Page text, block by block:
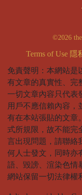
©2026
Terms of Use 隱
免責聲明：本網站是
有文章的真實性、完
一切文章內容只代表
用戶不應信賴內容，
有在本站張貼的文章
式所規限，故不能完
言出現問題，請聯絡
何人士發文，同時亦
語、毀謗、渲染色情
網站保留一切法律權